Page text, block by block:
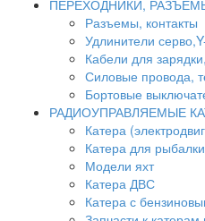
ПЕРЕХОДНИКИ,
Разъемы, контакты
Удлинители
Кабели для
Силовые провода,
Бортовые
РАДИОУПРАВЛЯЕМЫЕ
Катера
Катера для рыбалки
Модели яхт
Катера ДВС
Катера с